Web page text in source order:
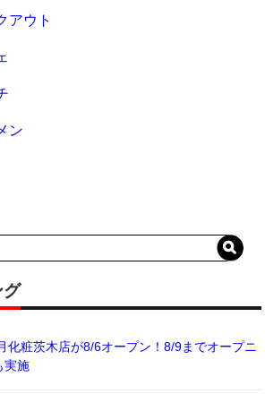
アウト
ン
グ
化粧茨木店が8/6オープン！8/9までオープニ
実施